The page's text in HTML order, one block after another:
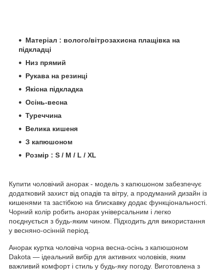
Анорак куртка чоловіча чорна весна-осінь з капюшоном
Dakota — ідеальний вибір для активних чоловіків, яким
важливий комфорт і стиль у будь-яку погоду. Виготовлена ​​з
Купити чоловічий анорак - модель з капюшоном забезпечує
додатковий захист від опадів та вітру, а продуманий дизайн із
кишенями та застібкою на блискавку додає функціональності.
Чорний колір робить анорак універсальним і легко
поєднується з будь-яким чином. Підходить для використання
у весняно-осінній період.
Матеріал : волого/вітрозахисна плащівка на
підкладці
Низ прямий
Рукава на резинці
Якісна підкладка
Осінь-весна
Туреччина
Велика кишеня
З капюшоном
Розмір : S / M / L / XL